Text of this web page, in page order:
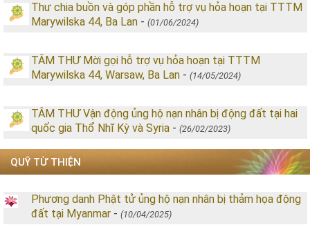
Thư chia buồn và góp phần hỗ trợ vụ hỏa hoạn tại TTTM
Marywilska 44, Ba Lan - (01/06/2024)
TÂM THƯ Mời gọi hỗ trợ vụ hỏa hoạn tại TTTM
Marywilska 44, Warsaw, Ba Lan - (14/05/2024)
TÂM THƯ Vận động ủng hộ nạn nhân bị động đất tại hai
quốc gia Thổ Nhĩ Kỳ và Syria - (26/02/2023)
QUỸ TỪ THIỆN
Phương danh Phật tử ủng hộ nạn nhân bị thảm họa động
đất tại Myanmar - (10/04/2025)